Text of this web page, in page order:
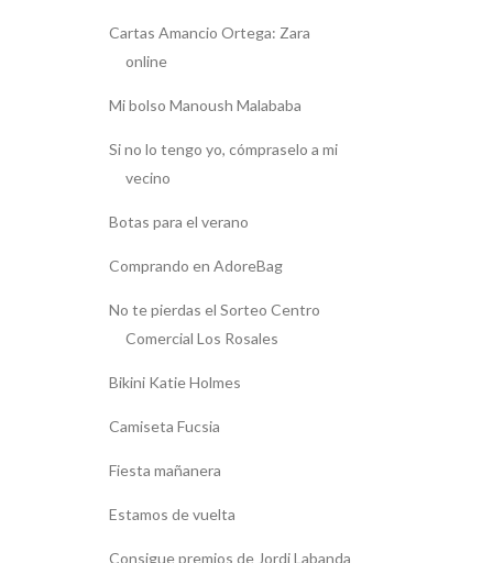
Cartas Amancio Ortega: Zara
online
Mi bolso Manoush Malababa
Si no lo tengo yo, cómpraselo a mi
vecino
Botas para el verano
Comprando en AdoreBag
No te pierdas el Sorteo Centro
Comercial Los Rosales
Bikini Katie Holmes
Camiseta Fucsia
Fiesta mañanera
Estamos de vuelta
Consigue premios de Jordi Labanda